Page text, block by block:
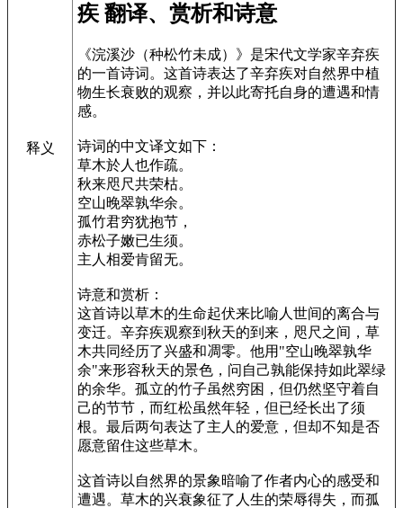
释义
疾 翻译、赏析和诗意
《浣溪沙（种松竹未成）》是宋代文学家辛弃疾
的一首诗词。这首诗表达了辛弃疾对自然界中植
物生长衰败的观察，并以此寄托自身的遭遇和情
感。
诗词的中文译文如下：
草木於人也作疏。
秋来咫尺共荣枯。
空山晚翠孰华余。
孤竹君穷犹抱节，
赤松子嫩已生须。
主人相爱肯留无。
诗意和赏析：
这首诗以草木的生命起伏来比喻人世间的离合与
变迁。辛弃疾观察到秋天的到来，咫尺之间，草
木共同经历了兴盛和凋零。他用"空山晚翠孰华
余"来形容秋天的景色，问自己孰能保持如此翠绿
的余华。孤立的竹子虽然穷困，但仍然坚守着自
己的节节，而红松虽然年轻，但已经长出了须
根。最后两句表达了主人的爱意，但却不知是否
愿意留住这些草木。
这首诗以自然界的景象暗喻了作者内心的感受和
遭遇。草木的兴衰象征了人生的荣辱得失，而孤